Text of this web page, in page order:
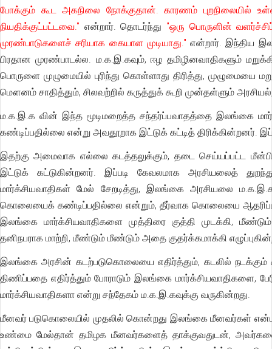
போக்கும் கூட அகநிலை நோக்குதான். காரணம்
நியதிக்குட்பட்டவை." என்றார். தொடர்ந்து "ஒரு பொருளின்
முரண்பாடுகளைச் சரியாக கையாள முடியாது." என்றார். இந்திய
பிரதான முரண்பாடல்ல. ம.க.இ.கவும், ஈழ தமிழினவாதிகளும்
பொருளை முழுமையில் புரிந்து கொள்ளாது திரித்து,
மௌனம் சாதித்தும், சிலவற்றில் கருத்துக் கூறி முன்தள்ளும்
ம.க.இ.க வின் இந்த மூடிமறைத்த சந்தர்ப்பவாதத்தை இலங்கை
கண்டிப்பதில்லை என்று அவதூறாக இட்டுக் கட்டித் திரிக்கின்றனர்.
இதற்கு அமைவாக எல்லை கடத்தலுக்கும், தடை செய்யப்பட்ட
இட்டுக் கட்டுகின்றனர். இப்படி கேவலமாக அரசியலைத்
மார்க்சியவாதிகள் மேல் சேறடித்து, இலங்கை அரசியலை
கொலையைக் கண்டிப்பதில்லை என்றும், தீர்வாக கொலையை
இலங்கை மார்க்சியவாதிகளை முத்திரை குத்தி முடக்கி,
தனிநபராக மாற்றி, மீண்டும் மீண்டும் அதை குதர்க்கமாக்கி
இலங்கை அரசின் கடற்படுகொலையை எதிர்த்தும், கடலில்
திணிப்பதை எதிர்த்தும் போராடும் இலங்கை மார்க்சியவாதிகளை,
மார்க்சியவாதிகளா என்று சந்தேகம் ம.க.இ.கவுக்கு வருகின்றது.
மீனவர் படுகொலையில் முதலில் கொன்றது இலங்கை மீனவர்கள்
உண்மை மேல்தான் தமிழக மீனவர்களைத் தாக்குவதுடன்,